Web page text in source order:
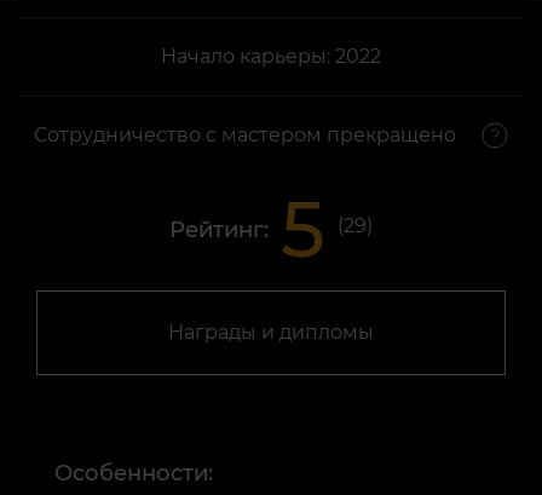
Начало карьеры: 2022
Сотрудничество с мастером прекращено
Рейтинг: 5 (29)
Награды и дипломы
Особенности: